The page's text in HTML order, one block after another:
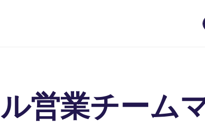
営業チーム